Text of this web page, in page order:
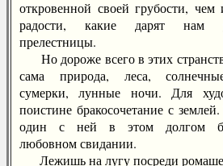
откровенной своей грубости, чем
радости, какие дарят нам
прелестницы.
Но дороже всего в этих
сама природа, леса,
сумерки, лунные ночи. Для
поистине бракосочетание с
один с ней в этом долгом
любовном свидании.
Лежишь на лугу посреди